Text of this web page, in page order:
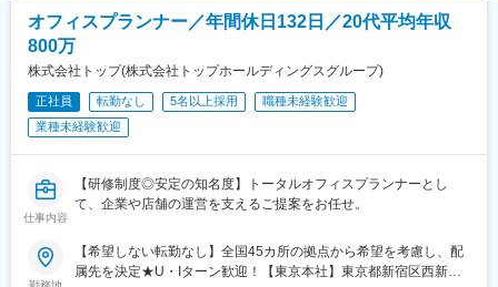
西都城駅、赤嶺駅、糀谷駅、泉岳寺駅、センター北駅、土呂駅、
八柱駅、沢良宜駅、紀伊中ノ島駅、祇園新橋北駅、蔵本駅
オフィスプランナー／年間休日132日／20代平均年収
800万
株式会社トップ(株式会社トップホールディングスグループ)
正社員 転勤なし 5名以上採用
職種未経験歓迎
業種未経験歓迎
仕事内容
【研修制度◎安定の知名度】トータルオフィスプランナーとし
て、企業や店舗の運営を支えるご提案をお任せ。
【希望しない転勤なし】全国45カ所の拠点から希望を考慮し、配
属先を決定★U・Iターン歓迎！【東京本社】東京都新宿区西新宿